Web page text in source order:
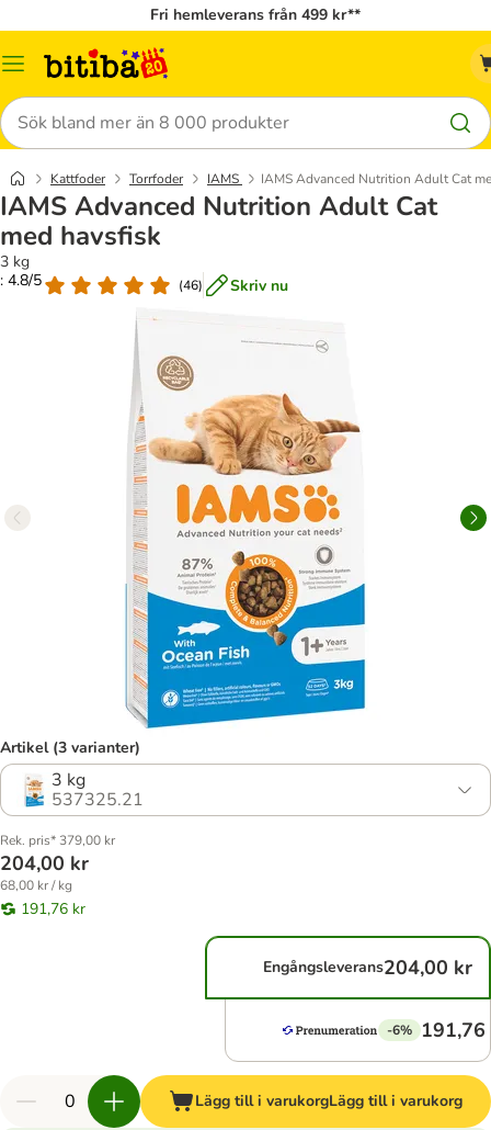
Fri hemleverans från 499 kr**
Meny
Sök
Kattfoder Torrfoder IAMS IAMS Advanced Nutrition Adult Cat
IAMS Advanced Nutrition Adult Cat
med havsfisk
3 kg
: 4.8/5
(46) Skriv nu
Artikel (3 varianter)
3 kg
537325.21
Rek. pris* 379,00 kr
204,00 kr
68,00 kr / kg
191,76 kr
Engångsleverans204,00 kr
-6% 191,76
Lägg till i varukorgLägg till i varukorg